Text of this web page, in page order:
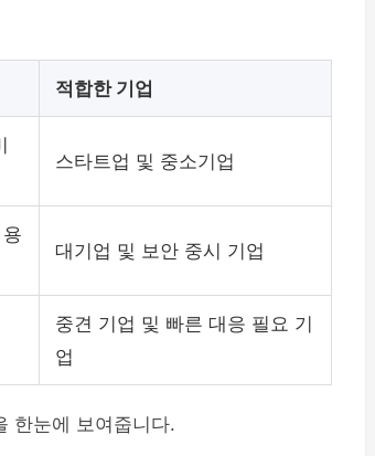
적합한 기업
스타트업 및 중소기업
대기업 및 보안 중시 기업
중견 기업 및 빠른 대응 필요 기
업
한눈에 보여줍니다.